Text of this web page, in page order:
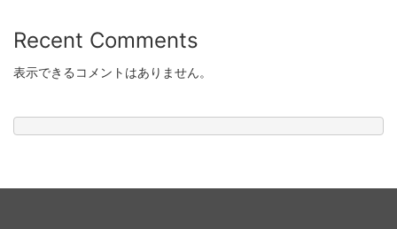
Recent Comments
表示できるコメントはありません。